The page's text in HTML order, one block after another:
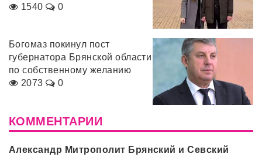
1540
0
Богомаз покинул пост
губернатора Брянской области
по собственному желанию
2073
0
КОММЕНТАРИИ
Александр Митрополит Брянский и Севский